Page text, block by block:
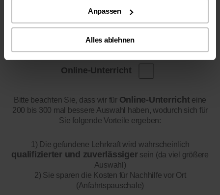
Anpassen
Alles ablehnen
Online-Unterricht
Bitte beachten Sie, dass wir für Online-Unterrichteine
200 bis 300 mal bessere Auswahl haben, wodurch sich für
Sie folgende Vorteile ergeben:
1) Die gefundene Lehrkraft wird wahrscheinlich
qualifizierter und zuverlässigersein (da viel größere
Auswahl)
2) Sie sparen die Kosten für Nachhilfe vor Ort
(Anfahrtspauschale)